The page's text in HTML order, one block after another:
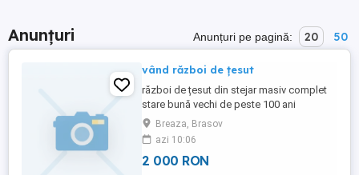
Anunțuri Anunțuri pe pagină: 20 50
vând război de țesut
război de țesut din stejar masiv complet
stare bună vechi de peste 100 ani
Breaza, Brasov
azi 10:06
2 000 RON